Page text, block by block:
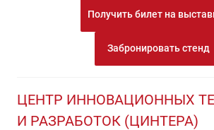
Получить билет на
Забронировать стенд
ЦЕНТР ИННОВАЦИОННЫХ
И РАЗРАБОТОК (ЦИНТЕРА)